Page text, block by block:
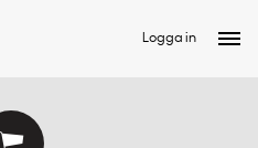
Logga in